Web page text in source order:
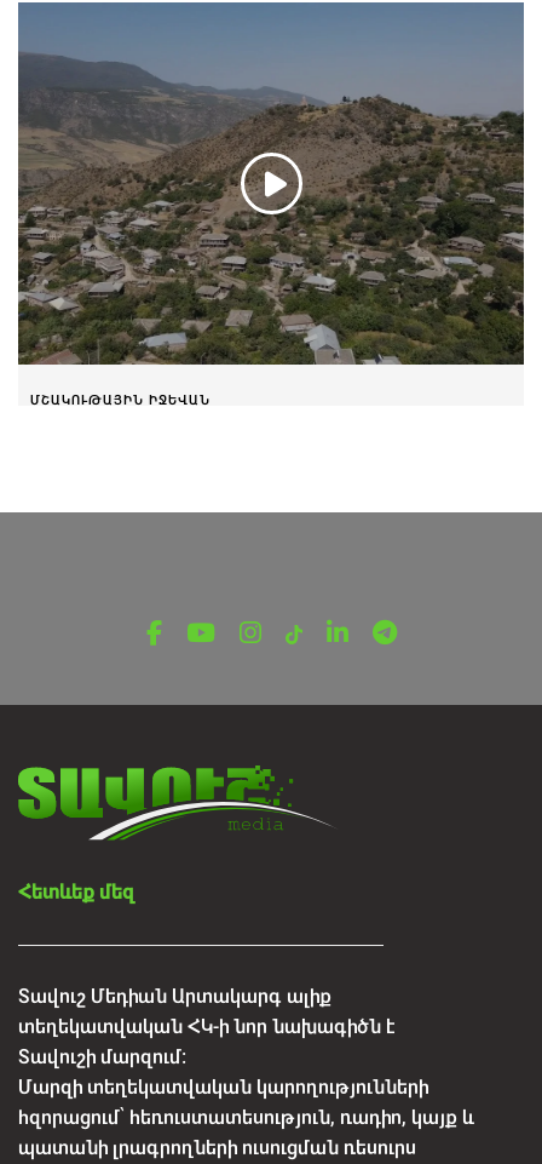
ՄՇԱԿՈՒԹԱՅԻՆ ԻՋԵՎԱՆ
Հուլիսի 28, 2024
Հետևեք մեզ
Տավուշ Մեդիան Արտակարգ ալիք
տեղեկատվական ՀԿ-ի նոր նախագիծն է
Տավուշի մարզում:
Մարզի տեղեկատվական կարողությունների
հզորացում՝ հեռուստատեսություն, ռադիո, կայք և
պատանի լրագրողների ուսուցման ռեսուրս